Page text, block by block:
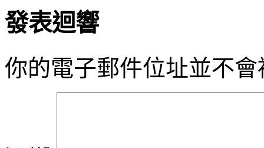
發表迴響
你的電子郵件位址並不